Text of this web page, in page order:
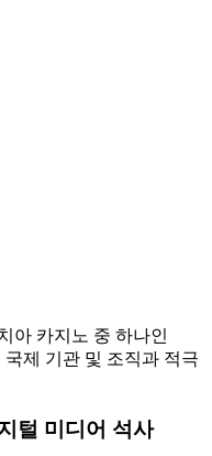
아 카지노 중 하나인
국제 기관 및 조직과 적극
털 미디어 석사